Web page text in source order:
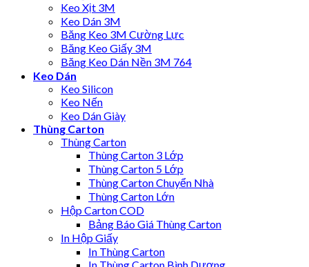
Keo Xịt 3M
Keo Dán 3M
Băng Keo 3M Cường Lực
Băng Keo Giấy 3M
Băng Keo Dán Nền 3M 764
Keo Dán
Keo Silicon
Keo Nến
Keo Dán Giày
Thùng Carton
Thùng Carton
Thùng Carton 3 Lớp
Thùng Carton 5 Lớp
Thùng Carton Chuyển Nhà
Thùng Carton Lớn
Hộp Carton COD
Bảng Báo Giá Thùng Carton
In Hộp Giấy
In Thùng Carton